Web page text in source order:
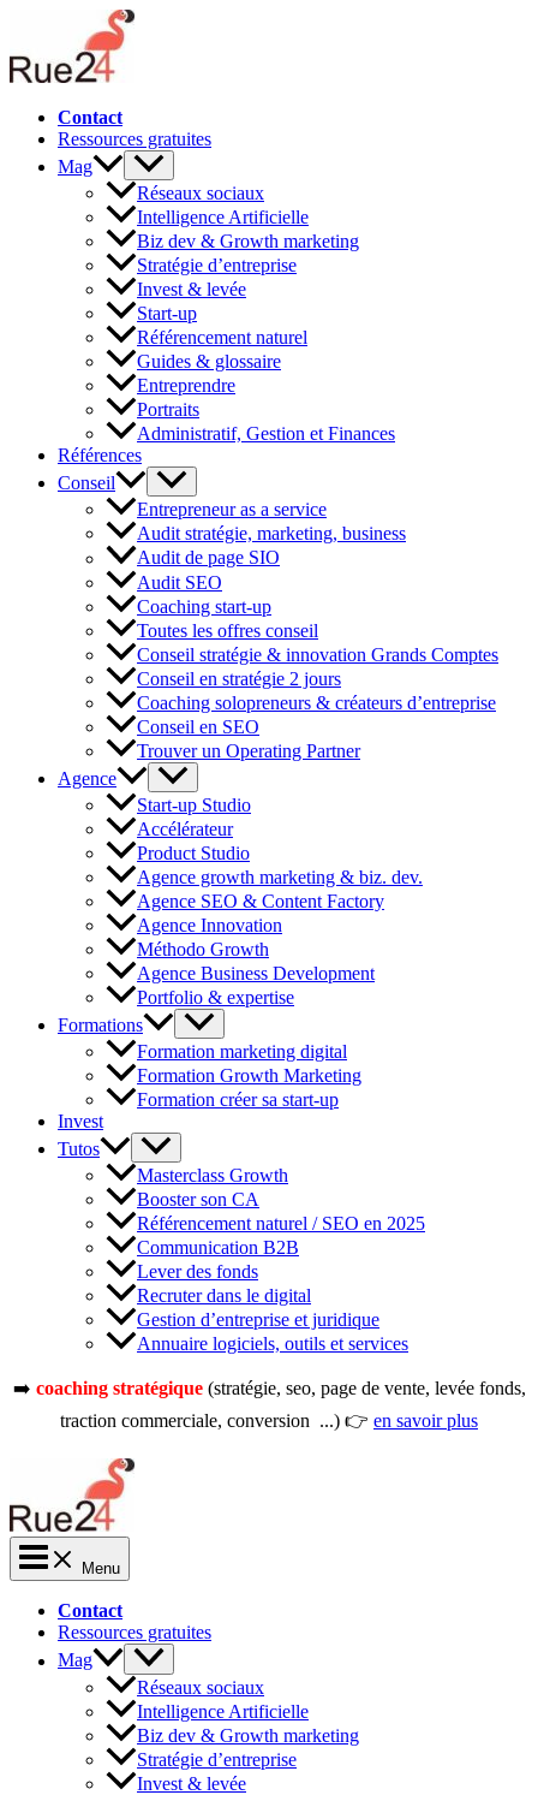
contenu
Contact
Ressources gratuites
Mag
Réseaux sociaux
Intelligence Artificielle
Biz dev & Growth marketing
Stratégie d’entreprise
Invest & levée
Start-up
Référencement naturel
Guides & glossaire
Entreprendre
Portraits
Administratif, Gestion et Finances
Références
Conseil
Entrepreneur as a service
Audit stratégie, marketing, business
Audit de page SIO
Audit SEO
Coaching start-up
Toutes les offres conseil
Conseil stratégie & innovation Grands Comptes
Conseil en stratégie 2 jours
Coaching solopreneurs & créateurs d’entreprise
Conseil en SEO
Trouver un Operating Partner
Agence
Start-up Studio
Accélérateur
Product Studio
Agence growth marketing & biz. dev.
Agence SEO & Content Factory
Agence Innovation
Méthodo Growth
Agence Business Development
Portfolio & expertise
Formations
Formation marketing digital
Formation Growth Marketing
Formation créer sa start-up
Invest
Tutos
Masterclass Growth
Booster son CA
Référencement naturel / SEO en 2025
Communication B2B
Lever des fonds
Recruter dans le digital
Gestion d’entreprise et juridique
Annuaire logiciels, outils et services
➡️ coaching stratégique(stratégie, seo, page de vente, levée fonds,
traction commerciale, conversion ...) 👉 en savoir plus
Menu
Contact
Ressources gratuites
Mag
Réseaux sociaux
Intelligence Artificielle
Biz dev & Growth marketing
Stratégie d’entreprise
Invest & levée